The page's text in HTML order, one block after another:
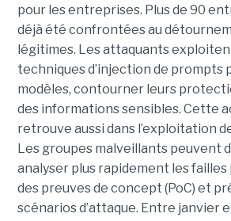
pour les entreprises. Plus de 90
déjà été confrontées au
légitimes. Les attaquants
techniques d’injection de prompts
modèles, contourner leurs
des informations sensibles. Cette
retrouve aussi dans l’exploitation
Les groupes malveillants peuvent
analyser plus rapidement les
des preuves de concept (PoC) et
scénarios d’attaque. Entre janvier